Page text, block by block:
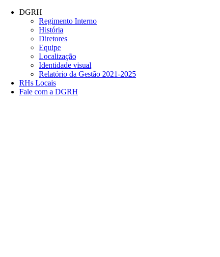
Conteúdo principal
DGRH
Regimento Interno
História
Diretores
Equipe
Localização
Identidade visual
Relatório da Gestão 2021-2025
RHs Locais
Fale com a DGRH